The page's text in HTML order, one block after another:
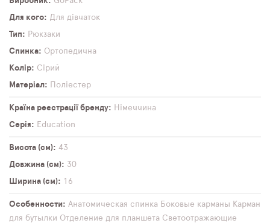
Для кого
Для дівчаток
Тип
Рюкзаки
Спинка
Ортопедична
Колір
Сірий
Матеріал
Поліестер
Країна реєстрації бренду
Німеччина
Серія
Education
Висота (см)
43
Довжина (см)
30
Ширина (см)
16
Особенности Анатомическая спинка Боковые карманы Карман
для бутылки Отделение для планшета Светоотражающие